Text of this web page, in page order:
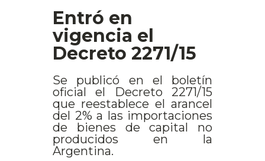
Entró en
vigencia el
Decreto 2271/15
Se publicó en el boletín
oficial el Decreto 2271/15
que reestablece el arancel
del 2% a las importaciones
de bienes de capital no
producidos en la
Argentina.